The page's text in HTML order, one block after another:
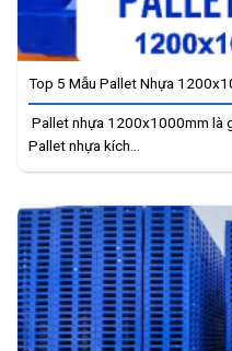
Top 5 Mẫu Pallet Nhựa
Pallet nhựa 1200x1000mm là
Pallet nhựa kích...